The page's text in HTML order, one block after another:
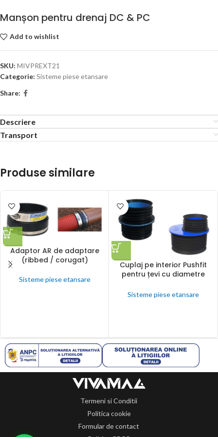
Manșon pentru drenaj DC & PC
Add to wishlist
SKU: MIVPREXT21
Categorie: Sisteme piese etansare
Share:
Descriere
Transport
Produse similare
Adaptor AR de adaptare
(ribbed / corugat)
Sisteme piese etansare
Cuplaj pe interior Pushfit
pentru țevi cu diametre
Sisteme piese etansare
Termeni si Conditii
Politica cookie
Formular de contact